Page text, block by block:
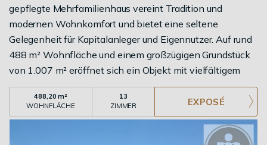
gepflegte Mehrfamilienhaus vereint Tradition und
modernen Wohnkomfort und bietet eine seltene
Gelegenheit für Kapitalanleger und Eigennutzer. Auf rund
488 m² Wohnfläche und einem großzügigen Grundstück
von 1.007 m² eröffnet sich ein Objekt mit vielfältigem
Potenzial.Das Haus wurde 1900 errichtet und 1990 um
einen großzügigen Anbau erweitert. Durch den
Dachausbau im Jahr 2013 entstanden zwei zusätzliche
Wohnungen, sodass heute insgesamt vier Einheiten zur
488,20 m²
WOHNFLÄCHE
13
ZIMMER